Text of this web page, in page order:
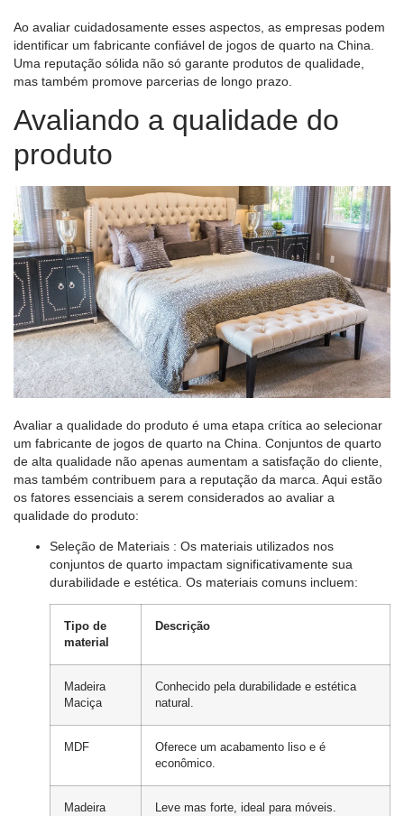
Ao avaliar cuidadosamente esses aspectos, as empresas podem
identificar um fabricante confiável de jogos de quarto na China.
Uma reputação sólida não só garante produtos de qualidade,
mas também promove parcerias de longo prazo.
Avaliando a qualidade do
produto
Avaliar a qualidade do produto é uma etapa crítica ao selecionar
um fabricante de jogos de quarto na China. Conjuntos de quarto
de alta qualidade não apenas aumentam a satisfação do cliente,
mas também contribuem para a reputação da marca. Aqui estão
os fatores essenciais a serem considerados ao avaliar a
qualidade do produto:
Seleção de Materiais : Os materiais utilizados nos
conjuntos de quarto impactam significativamente sua
durabilidade e estética. Os materiais comuns incluem:
Tipo de
material
Descrição
Madeira
Maciça
Conhecido pela durabilidade e estética
natural.
MDF
Oferece um acabamento liso e é
econômico.
Madeira
Leve mas forte, ideal para móveis.